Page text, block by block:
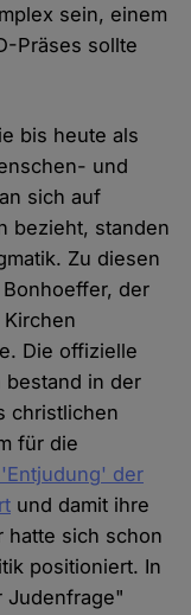
sein, einem
Präses sollte
bis heute als
und
sich auf
bezieht, standen
Zu diesen
der
Die offizielle
bestand in der
christlichen
für die
der
und damit ihre
hatte sich schon
positioniert. In
Judenfrage"